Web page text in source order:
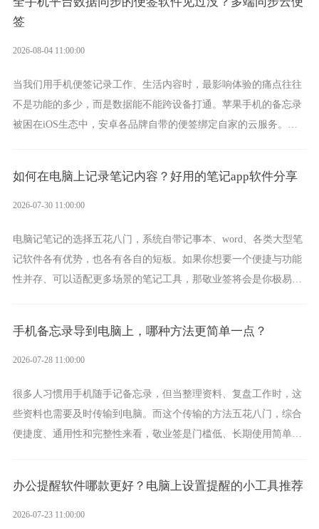
签
2026-08-04 11:00:00
当我们用手机便签记录工作、生活内容时，最影响体验的痛点往往
不是功能的多少，而是数据能不能跨设备打通。苹果手机的备忘录
被困在iOS生态中，安卓各品牌自带的便签绑定自家的云服务。而
如何在电脑上记录笔记内容？好用的笔记app软件分享
2026-07-30 11:00:00
电脑记笔记的选择五花八门，系统自带记事本、word、各类大型笔
记软件各有优势，也各有各自的短板。如果你想要一个便捷与功能
性并存、可以适配更多场景的笔记工具，那敬业签将会是你极易上
手机备忘录导到电脑上，哪种方法更简单一点？
2026-07-28 11:00:00
很多人习惯用手机随手记备忘录，但当整理资料、复盘工作时，这
些资料也需要及时传输到电脑。而这个传输的方法五花八门，综合
便捷度、通用性和完整性来看，敬业签是门槛低、长期使用简单的
办公提醒软件哪款更好？电脑上设置提醒的小工具推荐
2026-07-23 11:00:00